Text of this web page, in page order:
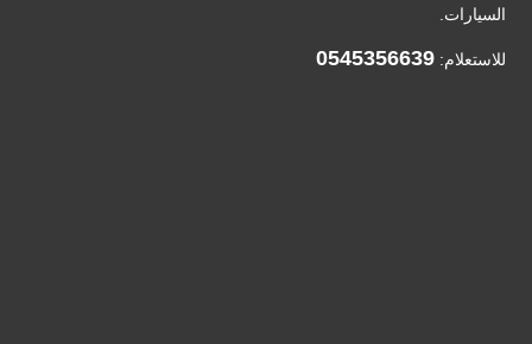
السيارات.
للاستعلام: 0545356639